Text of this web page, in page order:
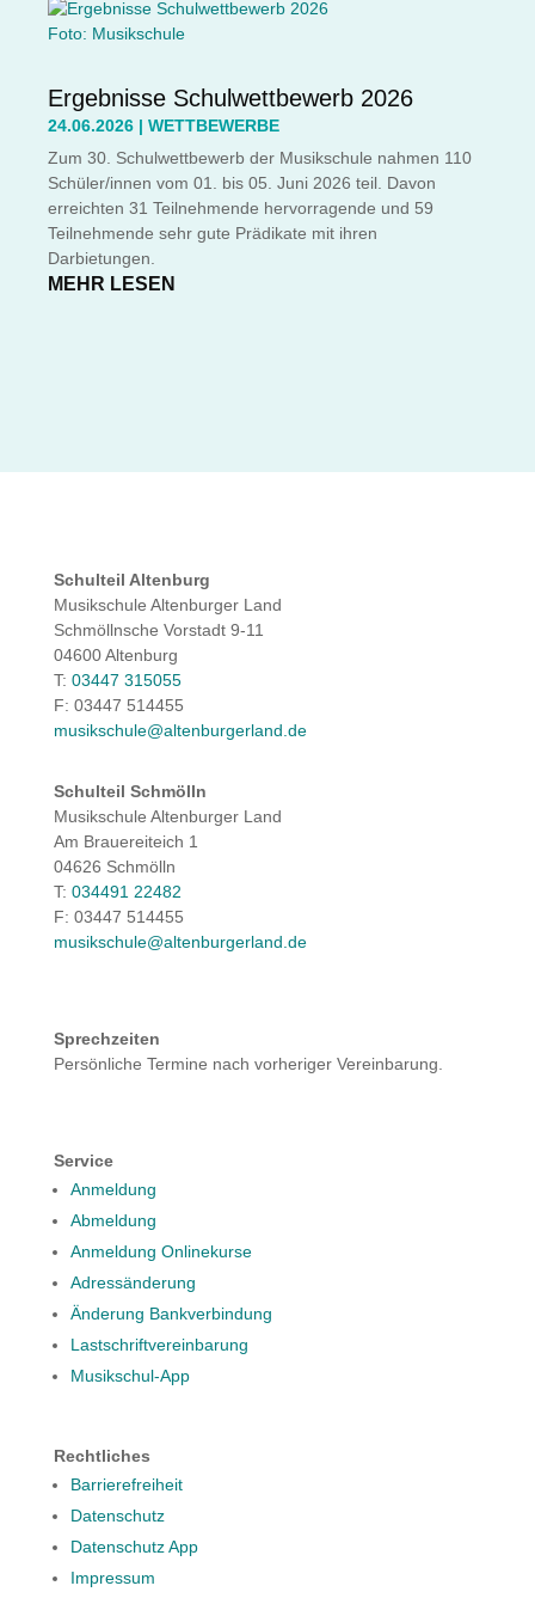
Foto: Musikschule
Ergebnisse Schulwettbewerb 2026
24.06.2026 | WETTBEWERBE
Zum 30. Schulwettbewerb der Musikschule nahmen 110
Schüler/innen vom 01. bis 05. Juni 2026 teil. Davon
erreichten 31 Teilnehmende hervorragende und 59
Teilnehmende sehr gute Prädikate mit ihren
Darbietungen.
MEHR LESEN
Schulteil Altenburg
Musikschule Altenburger Land
Schmöllnsche Vorstadt 9-11
04600 Altenburg
T: 03447 315055
F: 03447 514455
musikschule@altenburgerland.de
Schulteil Schmölln
Musikschule Altenburger Land
Am Brauereiteich 1
04626 Schmölln
T: 034491 22482
F: 03447 514455
musikschule@altenburgerland.de
Sprechzeiten
Persönliche Termine nach vorheriger Vereinbarung.
Service
Anmeldung
Abmeldung
Anmeldung Onlinekurse
Adressänderung
Änderung Bankverbindung
Lastschriftvereinbarung
Musikschul-App
Rechtliches
Barrierefreiheit
Datenschutz
Datenschutz App
Impressum